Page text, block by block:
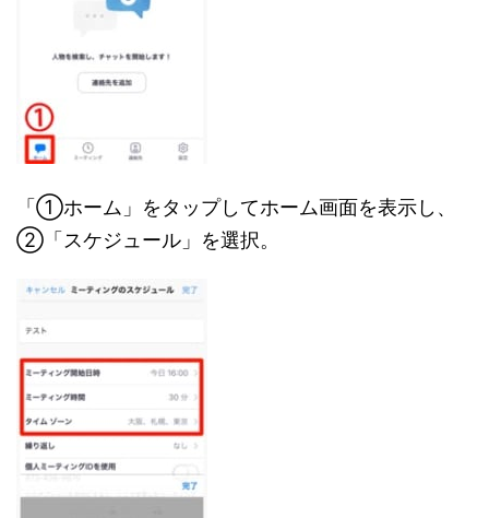
「①ホーム」をタップしてホーム画面を表示し、
②「スケジュール」を選択。